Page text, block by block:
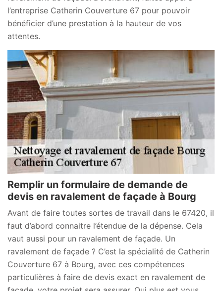
l’entreprise Catherin Couverture 67 pour pouvoir
bénéficier d’une prestation à la hauteur de vos
attentes.
Remplir un formulaire de demande de
devis en ravalement de façade à Bourg
Avant de faire toutes sortes de travail dans le 67420, il
faut d’abord connaitre l’étendue de la dépense. Cela
vaut aussi pour un ravalement de façade. Un
ravalement de façade ? C’est la spécialité de Catherin
Couverture 67 à Bourg, avec ces compétences
particulières à faire de devis exact en ravalement de